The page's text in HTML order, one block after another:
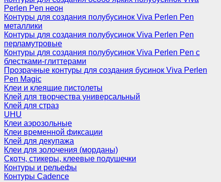
Perlen Pen неон
Контуры для создания полубусинок Viva Perlen Pen
металлики
Контуры для создания полубусинок Viva Perlen Pen
перламутровые
Контуры для создания полубусинок Viva Perlen Pen с
блестками-глиттерами
Прозрачные контуры для создания бусинок Viva Perlen
Pen Magic
Клеи и клеящие пистолеты
Клей для творчества универсальный
Клей для страз
UHU
Клеи аэрозольные
Клеи временной фиксации
Клей для декупажа
Клеи для золочения (морданы)
Скотч, стикеры, клеевые подушечки
Контуры и рельефы
Контуры Cadence